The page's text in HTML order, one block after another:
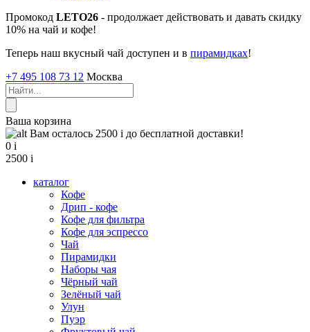
Промокод LETO26 - продолжает действовать и давать скидку
10% на чай и кофе!
Теперь наш вкусный чай доступен и в пирамидках!
+7 495 108 73 12 Москва
Ваша корзина
Вам осталось 2500 i до бесплатной доставки!
0 i
2500 i
каталог
Кофе
Дрип - кофе
Кофе для фильтра
Кофе для эспрессо
Чай
Пирамидки
Наборы чая
Чёрный чай
Зелёный чай
Улун
Пуэр